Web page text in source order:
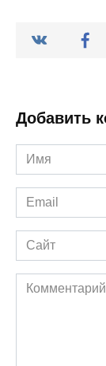
Добавить
Имя
*
Email
*
Сайт
Комментарий